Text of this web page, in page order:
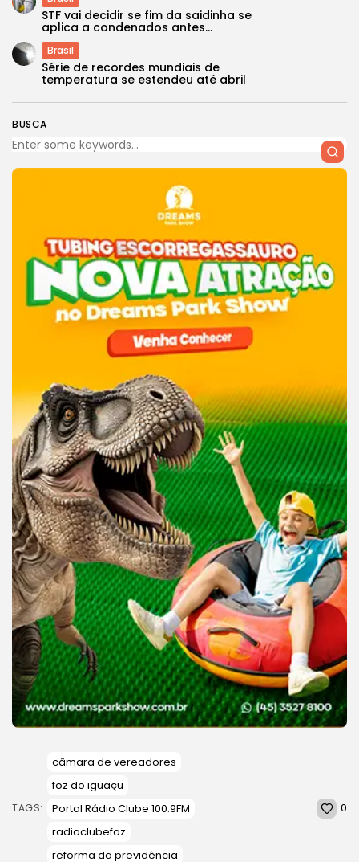
BUSCA
STF vai decidir se fim da saidinha se
aplica a condenados antes...
Brasil
Série de recordes mundiais de
temperatura se estendeu até abril
TAGS:
câmara de vereadores
foz do iguaçu
Portal Rádio Clube 100.9FM
radioclubefoz
reforma da previdência
0